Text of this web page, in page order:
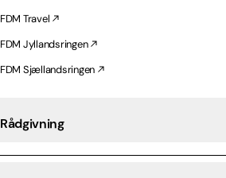
FDM Travel
FDM Jyllandsringen
FDM Sjællandsringen
Rådgivning